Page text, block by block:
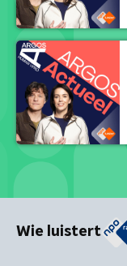
Wie luistert